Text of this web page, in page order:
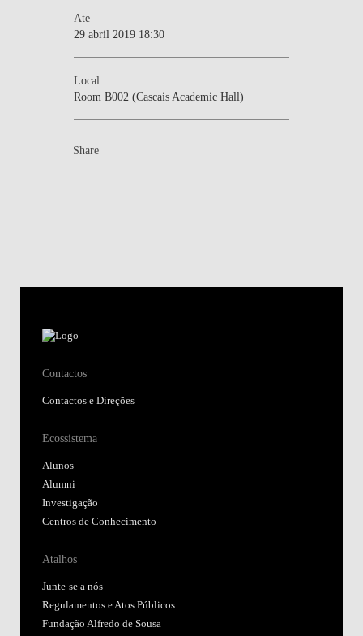
Ate
29 abril 2019 18:30
Local
Room B002 (Cascais Academic Hall)
Share
Contactos
Contactos e Direções
Ecossistema
Alunos
Alumni
Investigação
Centros de Conhecimento
Atalhos
Junte-se a nós
Regulamentos e Atos Públicos
Fundação Alfredo de Sousa